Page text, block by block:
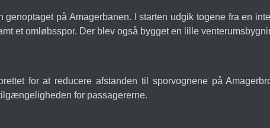
på Amagerbanen. I starten udgik togene fra en
et omløbsspor. Der blev også bygget en lille
for at reducere afstanden til sporvognene på
for passagererne.